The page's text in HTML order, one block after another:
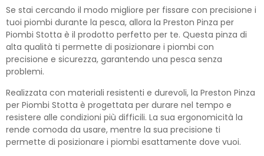
Se stai cercando il modo migliore per fissare con precisione i
tuoi piombi durante la pesca, allora la Preston Pinza per
Piombi Stotta è il prodotto perfetto per te. Questa pinza di
alta qualità ti permette di posizionare i piombi con
precisione e sicurezza, garantendo una pesca senza
problemi.
Realizzata con materiali resistenti e durevoli, la Preston Pinza
per Piombi Stotta è progettata per durare nel tempo e
resistere alle condizioni più difficili. La sua ergonomicità la
rende comoda da usare, mentre la sua precisione ti
permette di posizionare i piombi esattamente dove vuoi.